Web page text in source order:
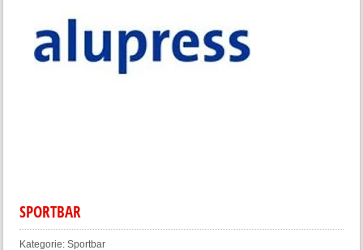
SPORTBAR
Kategorie:Sportbar